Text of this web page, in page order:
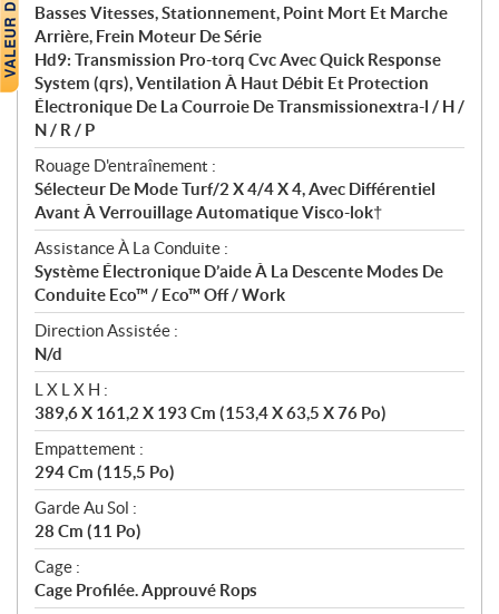
Basses Vitesses, Stationnement, Point Mort Et Marche
Arrière, Frein Moteur De Série
Hd9: Transmission Pro-torq Cvc Avec Quick Response
System (qrs), Ventilation À Haut Débit Et Protection
Électronique De La Courroie De Transmissionextra-l / H /
N / R / P
Rouage D'entraînement :
Sélecteur De Mode Turf/2 X 4/4 X 4, Avec Différentiel
Avant À Verrouillage Automatique Visco-lok†
Assistance À La Conduite :
Système Électronique D’aide À La Descente Modes De
Conduite Eco™ / Eco™ Off / Work
Direction Assistée :
N/d
L X L X H :
389,6 X 161,2 X 193 Cm (153,4 X 63,5 X 76 Po)
Empattement :
294 Cm (115,5 Po)
Garde Au Sol :
28 Cm (11 Po)
Cage :
Cage Profilée. Approuvé Rops